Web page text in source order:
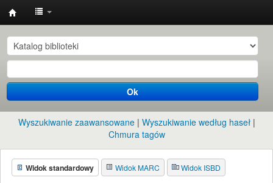
Instytut
Etnologii
i
Antropologii
Kulturowej
UW
Ok
Wyszukiwanie zaawansowane
Wyszukiwanie według haseł
Chmura tagów
Widok standardowy Widok MARC Widok ISBD